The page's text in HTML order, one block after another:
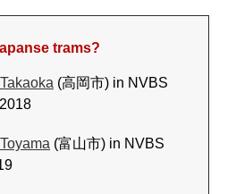
trams?
(高岡市) in NVBS
(富山市) in NVBS